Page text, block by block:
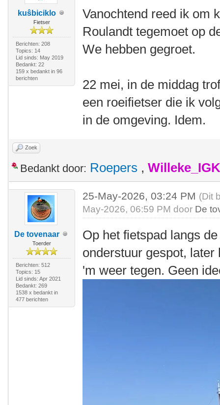
kuŝbiciklo
Fietser
Berichten: 208
Topics: 14
Lid sinds: May 2019
Bedankt: 22
159 x bedankt in 96
berichten
Vanochtend reed ik om
Roulandt tegemoet op
We hebben gegroet.
22 mei, in de middag
een roeifietser die ik
in de omgeving. Idem.
Zoek
Bedankt door: Roepers ,
De tovenaar
Toerder
Berichten: 512
Topics: 15
Lid sinds: Apr 2021
Bedankt: 269
1538 x bedankt in
477 berichten
25-May-2026, 03:24 PM (Dit
May-2026, 06:59 PM door De
Op het fietspad langs
onderstuur gespot,
'm weer tegen. Geen